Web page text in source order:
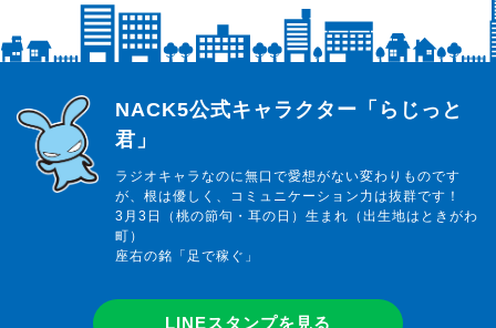
らじっと君
NACK5公式キャラクター「らじっと
君」
ラジオキャラなのに無口で愛想がない変わりものです
が、根は優しく、コミュニケーション力は抜群です！
3月3日（桃の節句・耳の日）生まれ（出生地はときがわ
町）
座右の銘「足で稼ぐ」
LINEスタンプを見る